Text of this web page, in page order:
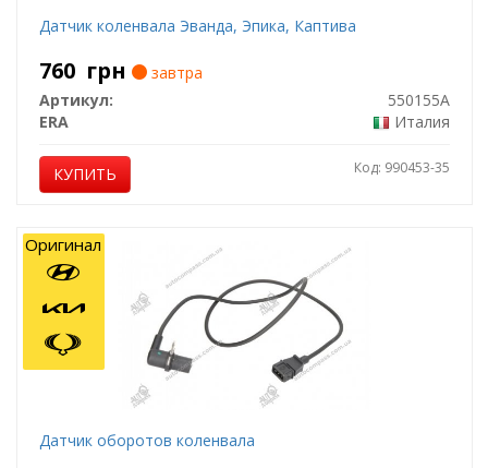
Датчик коленвала Эванда, Эпика, Каптива
760 грн
завтра
Артикул:
550155A
ERA
Италия
КУПИТЬ Код: 990453-35
Датчик оборотов коленвала
Оригинал